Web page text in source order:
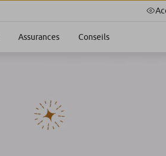
Assurances Conseils